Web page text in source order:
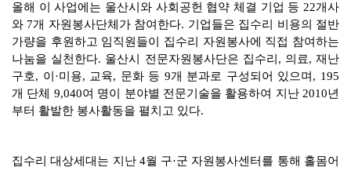
올해 이 사업에는 울산시와 사회공헌 협약 체결 기업 등 22개사
와 7개 자원봉사단체가 참여한다. 기업들은 집수리 비용의 절반
가량을 후원하고 임직원들이 집수리 자원봉사에 직접 참여하는
나눔을 실천한다. 울산시 전문자원봉사단은 집수리, 의료, 재난
구호, 이·미용, 교육, 문화 등 9개 분과로 구성되어 있으며, 195
개 단체 9,040여 명이 분야별 전문기술을 활용하여 지난 2010년
부터 활발한 봉사활동을 펼치고 있다.
집수리 대상세대는 지난 4월 구·군 자원봉사센터를 통해 홀몸어